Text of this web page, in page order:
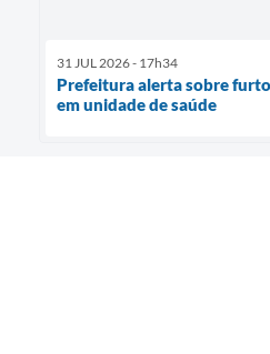
31 JUL 2026 - 17h34
Prefeitura alerta sobre
em unidade de saúde